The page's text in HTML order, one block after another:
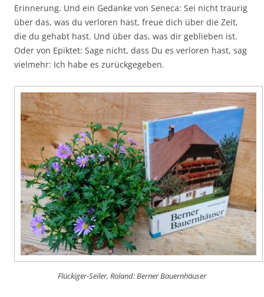
Erinnerung. Und ein Gedanke von Seneca: Sei nicht traurig
über das, was du verloren hast, freue dich über die Zeit,
die du gehabt hast. Und über das, was dir geblieben ist.
Oder von Epiktet: Sage nicht, dass Du es verloren hast, sag
vielmehr: Ich habe es zurückgegeben.
Flückiger-Seiler, Roland: Berner Bauernhäuser